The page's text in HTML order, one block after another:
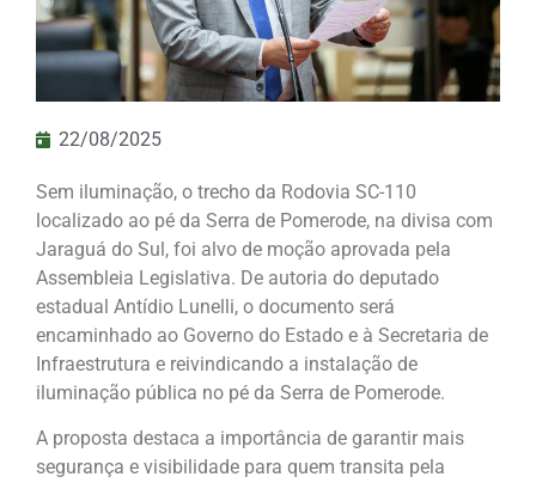
22/08/2025
Sem iluminação, o trecho da Rodovia SC-110
localizado ao pé da Serra de Pomerode, na divisa com
Jaraguá do Sul, foi alvo de moção aprovada pela
Assembleia Legislativa. De autoria do deputado
estadual Antídio Lunelli, o documento será
encaminhado ao Governo do Estado e à Secretaria de
Infraestrutura e reivindicando a instalação de
iluminação pública no pé da Serra de Pomerode.
A proposta destaca a importância de garantir mais
segurança e visibilidade para quem transita pela